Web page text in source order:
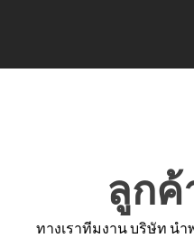
ลูกค้
ทางเราทีมงาน บริษัท น